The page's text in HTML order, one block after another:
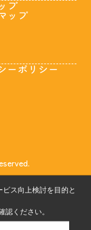
プ
ップ
ーポリシー
ス向上検討を目的と
認ください。